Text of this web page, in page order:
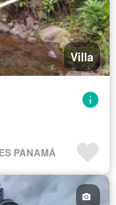
Villa
PANAMÁ